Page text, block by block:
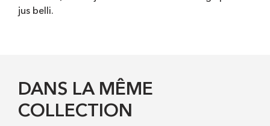
jus belli.
DANS LA MÊME
COLLECTION